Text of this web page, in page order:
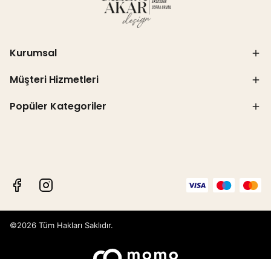
Kurumsal
Müşteri Hizmetleri
Popüler Kategoriler
©2026 Tüm Hakları Saklıdır.